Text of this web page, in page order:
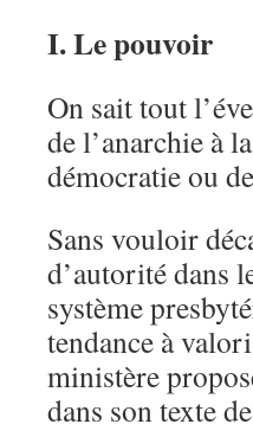
I. Le pouvoir
On sait tout
de l’anarchie à
démocratie ou
Sans vouloir
d’autorité dans
système
tendance à
ministère
dans son texte